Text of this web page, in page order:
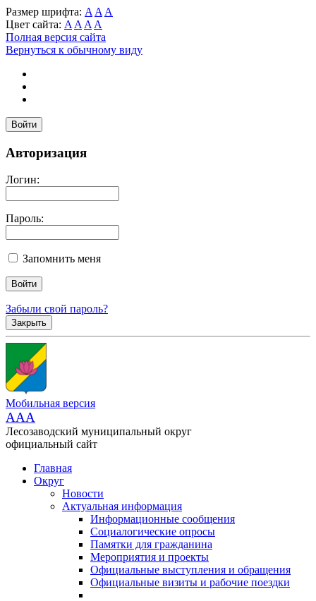
Размер шрифта: A A A
Цвет сайта: A A A A
Полная версия сайта
Вернуться к обычному виду
Войти
Авторизация
Логин:
Пароль:
Запомнить меня
Забыли свой пароль?
Закрыть
Мобильная версия
AAA
Лесозаводский муниципальный округ
официальный сайт
Главная
Округ
Новости
Актуальная информация
Информационные сообщения
Социалогические опросы
Памятки для гражданина
Мероприятия и проекты
Официальные выступления и обращения
Официальные визиты и рабочие поездки